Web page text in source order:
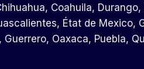
Coahuila,
État de Mexico,
Oaxaca, Puebla,